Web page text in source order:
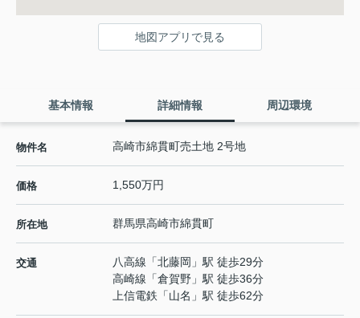
地図アプリで見る
基本情報 詳細情報 周辺環境
物件名 高崎市綿貫町売土地 2号地
価格 1,550万円
所在地 群馬県高崎市綿貫町
交通 八高線 「北藤岡 」駅 徒歩29分
高崎線 「倉賀野 」駅 徒歩36分
上信電鉄 「山名 」駅 徒歩62分